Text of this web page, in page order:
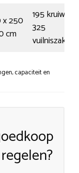
250
cm
195
325
vuilniszakken
capaciteit en